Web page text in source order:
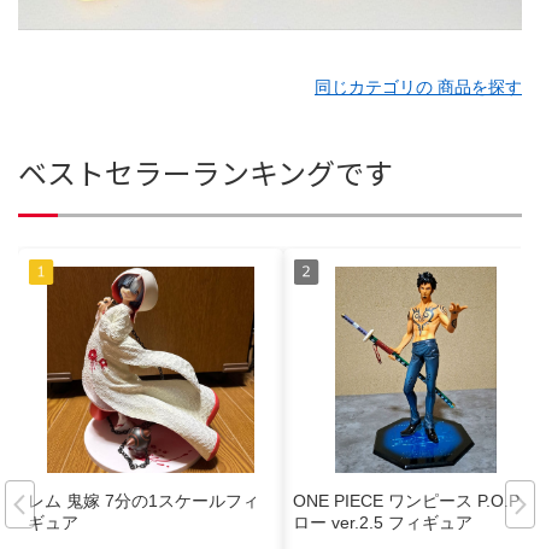
同じカテゴリの 商品を探す
ベストセラーランキングです
レム 鬼嫁 7分の1スケールフィ
ギュア
ONE PIECE ワンピース P.O.P
ロー ver.2.5 フィギュア